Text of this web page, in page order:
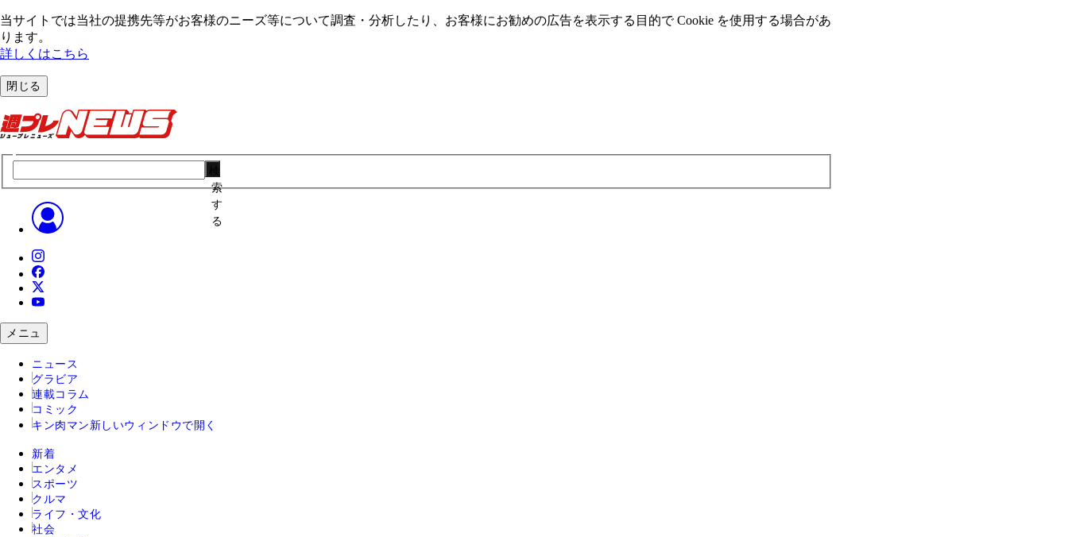
当サイトでは当社の提携先等がお客様のニーズ等について調査・分析したり、お客様にお勧めの広告を表⽰する⽬的で Cookie を使⽤する場合があ
ります。
詳しくはこちら
閉じる
索
す
る
メニュ
ニュース
グラビア
連載コラム
コミック
キン肉マン 新しいウィンドウで開く
新着
エンタメ
スポーツ
クルマ
ライフ・文化
社会